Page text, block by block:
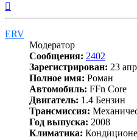
ERV
Модератор
Сообщения: 2402
Зарегистрирован: 23
Полное имя: Роман
Автомобиль: FFn Core
Двигатель: 1.4 Бензин
Трансмиссия:
Год выпуска: 2008
Климатика: